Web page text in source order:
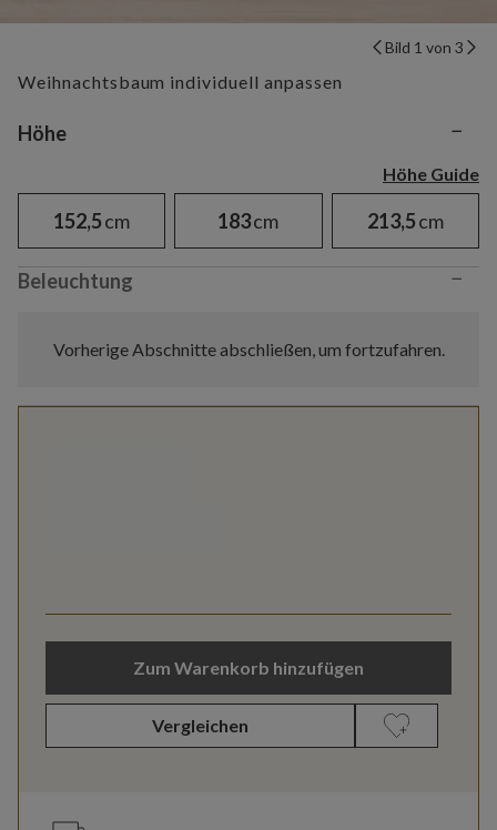
Bild 1 von 3
Weihnachtsbaum individuell anpassen
Variant selection
Höhe −
Höhe Guide
152,5cm 183cm 213,5cm
Beleuchtung −
Vorherige Abschnitte abschließen, um fortzufahren.
Zum Warenkorb hinzufügen
Vergleichen